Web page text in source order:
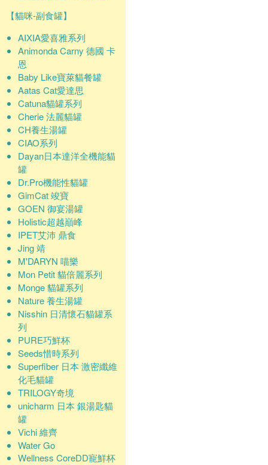
【貓咪-副食罐】
AIXIA愛喜雅系列
Animonda Carny 德國 卡
恩
Baby Like寶萊貓餐罐
Aatas Cat愛達思
Catuna貓罐系列
Cherie 法麗貓罐
CH養生湯罐
CIAO系列
Dayan日本達洋全機能貓
罐
Dr.Pro機能性貓罐
GimCat 竣寶
GOEN 御宴湯罐
Holistic超越巔峰
IPET艾沛 鼎食
Jing 靖
M'DARYN 喵樂
Mon Petit 貓倍麗系列
Monge 貓罐系列
Nature 養生湯罐
Nisshin 日清懷石貓罐系
列
PURE巧鮮杯
Seeds惜時系列
Superfiber 日本 激密纖維
化毛貓罐
TRILOGY奇境
unicharm 日本 銀湯匙貓
罐
Vichi 維齊
Water Go
Wellness CoreDD寵鮮杯